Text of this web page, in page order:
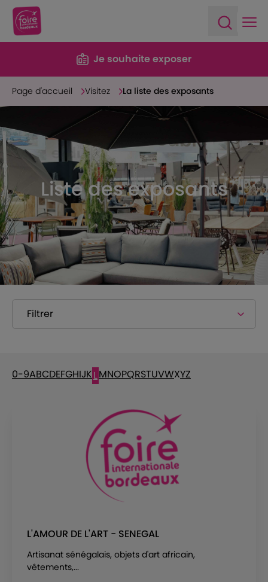
Je souhaite exposer
Page d'accueil Visitez La liste des exposants
Liste des exposants
Filtrer
0-9ABCDEFGHIJKLMNOPQRSTUVWXYZ
L'AMOUR DE L'ART - SENEGAL
Artisanat sénégalais, objets d'art africain,
vêtements,...